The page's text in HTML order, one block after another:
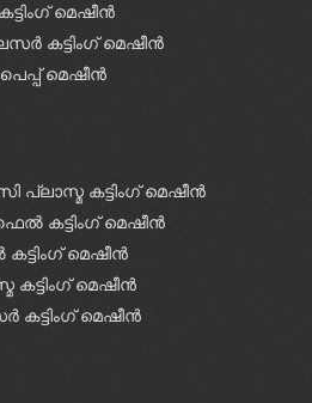
മെഷീൻ
കട്ടിംഗ് മെഷീൻ
മെഷീൻ
പ്ലാസ്മ കട്ടിംഗ് മെഷീൻ
കട്ടിംഗ് മെഷീൻ
കട്ടിംഗ് മെഷീൻ
കട്ടിംഗ് മെഷീൻ
കട്ടിംഗ് മെഷീൻ